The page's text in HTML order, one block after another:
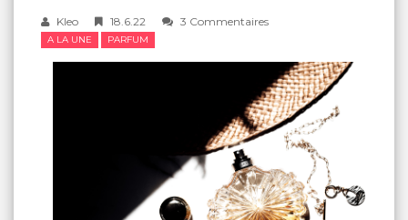
Kleo 18.6.22 3 Commentaires
A LA UNE PARFUM